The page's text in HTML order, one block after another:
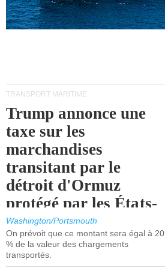
TRANSPORT MARITIME
Trump annonce une
taxe sur les
marchandises
transitant par le
détroit d'Ormuz
protégé par les États-
Unis.
Washington/Portsmouth
On prévoit que ce montant sera égal à 20
% de la valeur des chargements
transportés.